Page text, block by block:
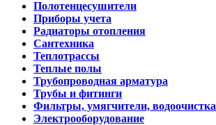
Полотенцесушители
Приборы учета
Радиаторы отопления
Сантехника
Теплотрассы
Теплые полы
Трубопроводная арматура
Трубы и фитинги
Фильтры, умягчители, водоочистка
Электрооборудование